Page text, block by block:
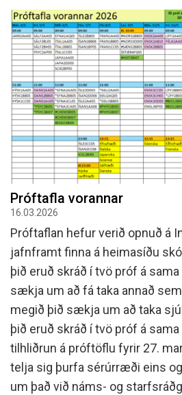
Próftafla vorannar
16.03.2026
Próftaflan hefur verið opnuð á
jafnframt finna á heimasíðu
þið eruð skráð í tvö próf á
sækja um að fá taka annað
megið þið sækja um að taka
þið eruð skráð í tvö próf á
tilhliðrun á próftöflu fyrir 27.
telja sig þurfa sérúrræði eins
um það við náms- og